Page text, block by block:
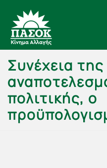
Συνέχεια
πολιτικής, ο